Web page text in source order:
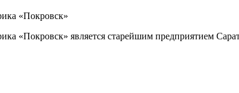
«Покровск»
«Покровск» является старейшим предприятием